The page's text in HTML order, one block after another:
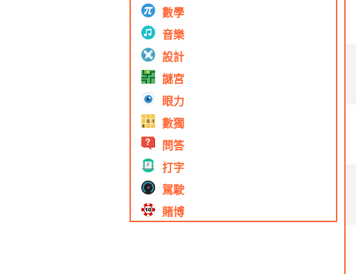
數學
音樂
設計
謎宮
眼力
數獨
問答
打字
駕駛
賭博